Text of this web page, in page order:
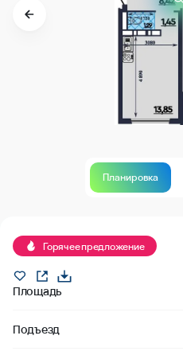
Планировка
Горячее предложение
Площадь
Подъезд